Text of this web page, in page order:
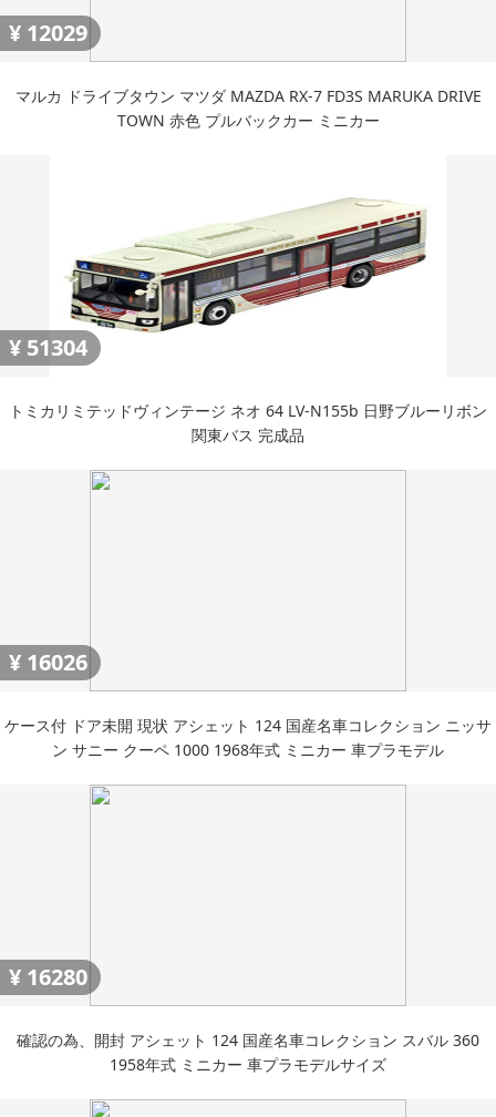
¥ 12029
マルカ ドライブタウン マツダ MAZDA RX-7 FD3S MARUKA DRIVE
TOWN 赤色 プルバックカー ミニカー
¥ 51304
トミカリミテッドヴィンテージ ネオ 64 LV-N155b 日野ブルーリボン
関東バス 完成品
¥ 16026
ケース付 ドア未開 現状 アシェット 124 国産名車コレクション ニッサ
ン サニー クーペ 1000 1968年式 ミニカー 車プラモデル
¥ 16280
確認の為、開封 アシェット 124 国産名車コレクション スバル 360
1958年式 ミニカー 車プラモデルサイズ